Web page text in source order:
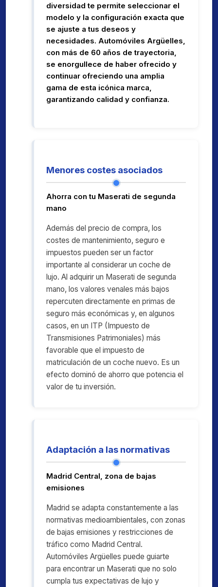
diversidad te permite seleccionar el
modelo y la configuración exacta que
se ajuste a tus deseos y
necesidades. Automóviles Argüelles,
con más de 60 años de trayectoria,
se enorgullece de haber ofrecido y
continuar ofreciendo una amplia
gama de esta icónica marca,
garantizando calidad y confianza.
Menores costes asociados
Ahorra con tu Maserati de segunda
mano
Además del precio de compra, los
costes de mantenimiento, seguro e
impuestos pueden ser un factor
importante al considerar un coche de
lujo. Al adquirir un Maserati de segunda
mano, los valores venales más bajos
repercuten directamente en primas de
seguro más económicas y, en algunos
casos, en un ITP (Impuesto de
Transmisiones Patrimoniales) más
favorable que el impuesto de
matriculación de un coche nuevo. Es un
efecto dominó de ahorro que potencia el
valor de tu inversión.
Adaptación a las normativas
Madrid Central, zona de bajas
emisiones
Madrid se adapta constantemente a las
normativas medioambientales, con zonas
de bajas emisiones y restricciones de
tráfico como Madrid Central.
Automóviles Argüelles puede guiarte
para encontrar un Maserati que no solo
cumpla tus expectativas de lujo y